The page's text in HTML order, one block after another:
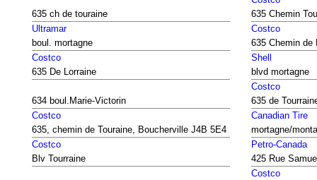
635 ch de touraine
635 Chemin
Ultramar
boul. mortagne
Costco
635 Chemin de
Costco
635 De Lorraine
Shell
blvd mortagne
634 boul.Marie-Victorin
Costco
635 de
Costco
635, chemin de Touraine, Boucherville J4B 5E4
Canadian Tire
mortagne/
Costco
Blv Tourraine
Petro-Canada
425 Rue
Costco